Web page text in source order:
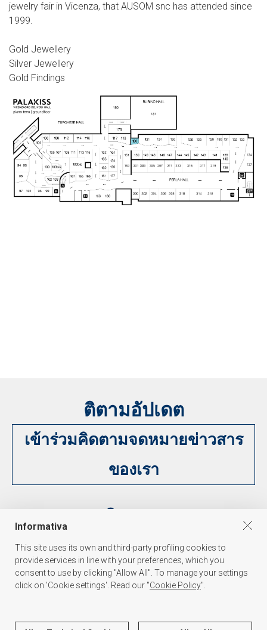
jewelry fair in Vicenza, that AUSOM snc has attended since
1999.
Gold Jewellery
Silver Jewellery
Gold Findings
ติตามอัปเดต
เข้าร่วมคิดตามจดหมายข่าวสาร
ของเรา
Via dell'Oreficeria 31, 36100 Vicenza Italy - Tel. +39 0444 341847 - P.I./C.F.
Informativa
This site uses its own and third-party profiling cookies to
provide services in line with your preferences, which you
consent to use by clicking "Allow All". To manage your settings
click on 'Cookie settings'. Read our "Cookie Policy".